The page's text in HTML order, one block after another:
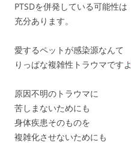
PTSDを併発している可能性は
充分あります。
愛するペットが感染源なんて
りっぱな複雑性トラウマですよ
原因不明のトラウマに
苦しまないためにも
身体疾患そのものを
複雑化させないためにも